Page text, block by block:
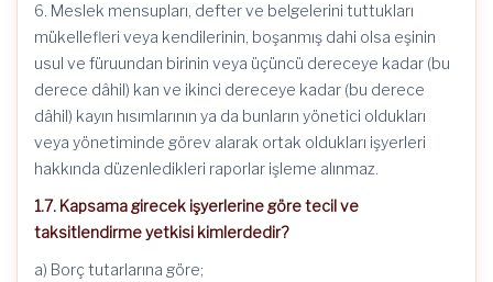
6. Meslek mensupları, defter ve belgelerini tuttukları
mükellefleri veya kendilerinin, boşanmış dahi olsa eşinin
usul ve füruundan birinin veya üçüncü dereceye kadar (bu
derece dâhil) kan ve ikinci dereceye kadar (bu derece
dâhil) kayın hısımlarının ya da bunların yönetici oldukları
veya yönetiminde görev alarak ortak oldukları işyerleri
hakkında düzenledikleri raporlar işleme alınmaz.
1.7. Kapsama girecek işyerlerine göre tecil ve
taksitlendirme yetkisi kimlerdedir?
a) Borç tutarlarına göre;